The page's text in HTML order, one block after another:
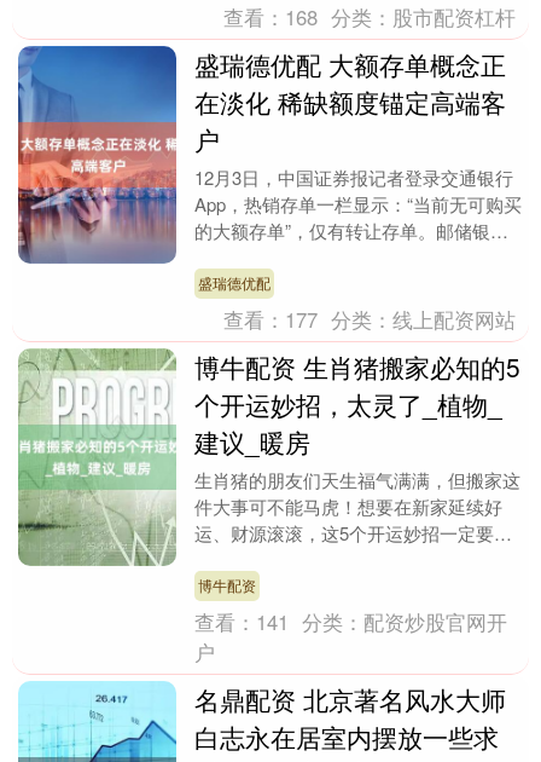
查看： 168 分类： 股市配资杠杆
盛瑞德优配 大额存单概念正
在淡化 稀缺额度锚定高端客
户
12月3日，中国证券报记者登录交通银行
App，热销存单一栏显示：“当前无可购买
的大额存单”，仅有转让存单。邮储银行
的产品....
盛瑞德优配
查看： 177 分类：线上配资网站
博牛配资 生肖猪搬家必知的5
个开运妙招，太灵了_植物_
建议_暖房
生肖猪的朋友们天生福气满满，但搬家这
件大事可不能马虎！想要在新家延续好
运、财源滚滚，这5个开运妙招一定要记
快来看看如何让新家....
博牛配资
查看： 141 分类： 配资炒股官网开
户
名鼎配资 北京著名风水大师
白志永在居室内摆放一些求